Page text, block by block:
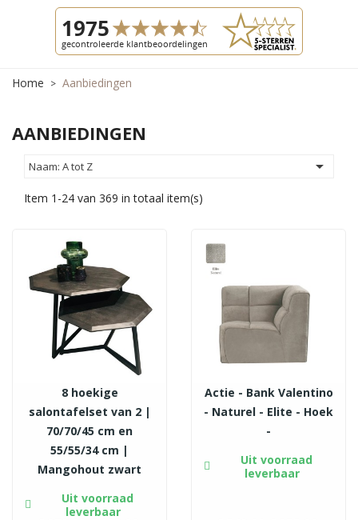
Home Aanbiedingen
AANBIEDINGEN
Naam: A tot Z 
Item 1-24 van 369 in totaal item(s)
8 hoekige
salontafelset van 2 |
70/70/45 cm en
55/55/34 cm |
Mangohout zwart
Uit voorraad
leverbaar
Actie - Bank Valentino
- Naturel - Elite - Hoek
-
Uit voorraad
leverbaar